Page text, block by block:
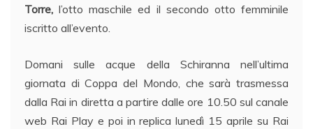
Torre, l’otto maschile ed il secondo otto femminile
iscritto all’evento.
Domani sulle acque della Schiranna nell’ultima
giornata di Coppa del Mondo, che sarà trasmessa
dalla Rai in diretta a partire dalle ore 10.50 sul canale
web Rai Play e poi in replica lunedì 15 aprile su Rai